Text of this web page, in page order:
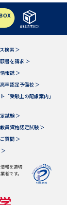
ルを立てよう
一斉進学調査
検索
資料請求BOX
検索 ＞
書を請求 ＞
報誌 ＞
卒認定予備校 ＞
「受験上の配慮案内」
試験 ＞
員資格認定試験 ＞
質問 ＞
報を適切
者です。